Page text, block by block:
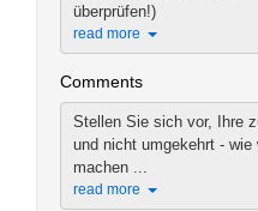
überprüfen!)
read more
Comments
Stellen Sie sich vor, Ihre
und nicht umgekehrt -
machen ...
read more